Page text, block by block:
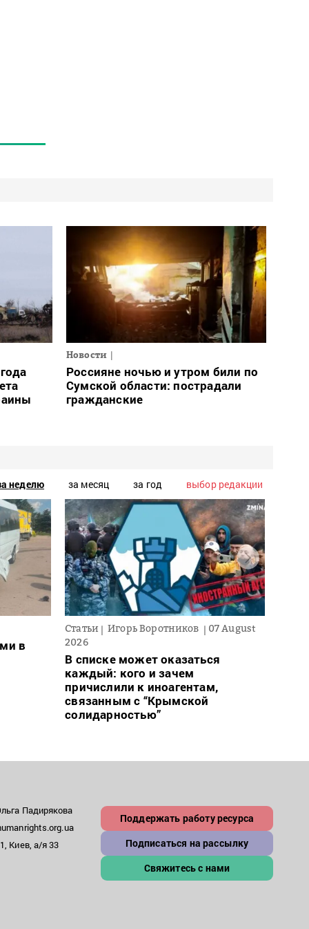
Новости
Россияне ночью и утром били по
Сумской области: пострадали
гражданские
неделю за месяц за год выбор редакции
в
Статьи Игорь Воротников
07 August
2026
В списке может оказаться
каждый: кого и зачем
причислили к иноагентам,
связанным с “Крымской
солидарностью”
Падирякова
Киев, а/я 33
Поддержать работу ресурса
Подписаться на рассылку
Свяжитесь с нами